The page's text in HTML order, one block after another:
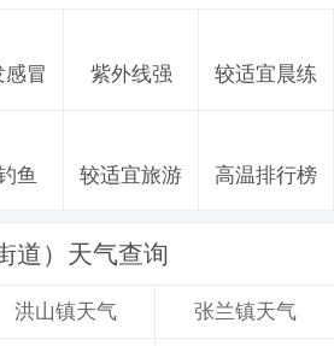
冒 紫外线强 较适宜晨练
鱼 较适宜旅游 高温排行榜
道）天气查询
洪山镇天气 张兰镇天气